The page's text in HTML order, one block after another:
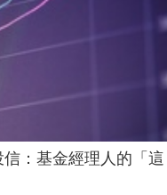
：基金經理人的「這